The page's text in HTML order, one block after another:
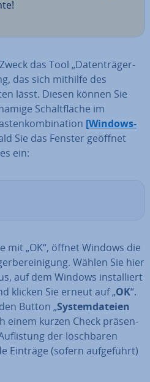
das Tool „Da­ten­trä­ger­
das sich mithilfe des
lässt. Diesen können Sie
Schalt­flä­che im
[Windows-
Sie das Fenster geöffnet
ein:
mit „OK“, öffnet Windows die
Wählen Sie hier
auf dem Windows in­stal­liert
klicken Sie erneut auf „OK“.
Button „Sys­tem­da­tei­en
einem kurzen Check prä­sen­
der lösch­ba­ren
Einträge (sofern auf­ge­führt)